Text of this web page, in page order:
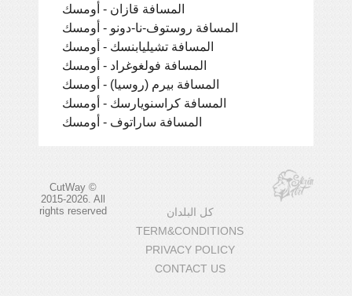
المسافة قازان - أومسك
المسافة روستوف-نا-دونو - أومسك
المسافة تشيليابنسك - أومسك
المسافة فولغوغراد - أومسك
المسافة بيرم (روسيا) - أومسك
المسافة كراسنويارسك - أومسك
المسافة ساراتوف - أومسك
CutWay ©
2015-2026. All
rights reserved
كل البلدان
TERM&CONDITIONS
PRIVACY POLICY
CONTACT US